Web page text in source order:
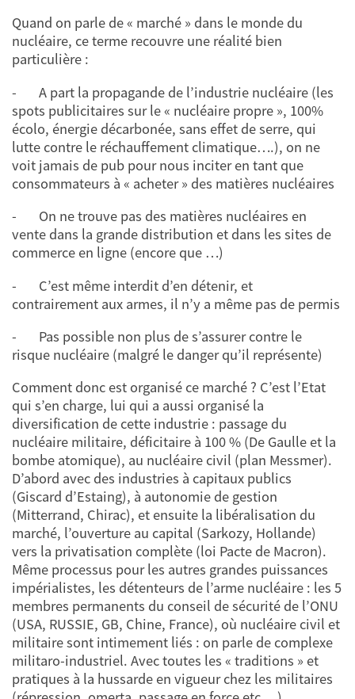
Quand on parle de « marché » dans le monde du
nucléaire, ce terme recouvre une réalité bien
particulière :
- A part la propagande de l’industrie nucléaire (les
spots publicitaires sur le « nucléaire propre », 100%
écolo, énergie décarbonée, sans effet de serre, qui
lutte contre le réchauffement climatique….), on ne
voit jamais de pub pour nous inciter en tant que
consommateurs à « acheter » des matières nucléaires
- On ne trouve pas des matières nucléaires en
vente dans la grande distribution et dans les sites de
commerce en ligne (encore que …)
- C’est même interdit d’en détenir, et
contrairement aux armes, il n’y a même pas de permis
- Pas possible non plus de s’assurer contre le
risque nucléaire (malgré le danger qu’il représente)
Comment donc est organisé ce marché ? C’est l’Etat
qui s’en charge, lui qui a aussi organisé la
diversification de cette industrie : passage du
nucléaire militaire, déficitaire à 100 % (De Gaulle et la
bombe atomique), au nucléaire civil (plan Messmer).
D’abord avec des industries à capitaux publics
(Giscard d’Estaing), à autonomie de gestion
(Mitterrand, Chirac), et ensuite la libéralisation du
marché, l’ouverture au capital (Sarkozy, Hollande)
vers la privatisation complète (loi Pacte de Macron).
Même processus pour les autres grandes puissances
impérialistes, les détenteurs de l’arme nucléaire : les 5
membres permanents du conseil de sécurité de l’ONU
(USA, RUSSIE, GB, Chine, France), où nucléaire civil et
militaire sont intimement liés : on parle de complexe
militaro-industriel. Avec toutes les « traditions » et
pratiques à la hussarde en vigueur chez les militaires